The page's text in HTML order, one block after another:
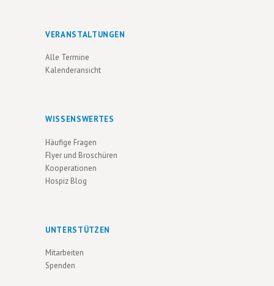
VERANSTALTUNGEN
Alle Termine
Kalenderansicht
WISSENSWERTES
Häufige Fragen
Flyer und Broschüren
Kooperationen
Hospiz Blog
UNTERSTÜTZEN
Mitarbeiten
Spenden